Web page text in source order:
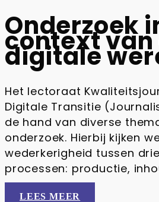
Onderzoek
context van
digitale
Het lectoraat
Digitale Transitie
de hand van diverse
onderzoek. Hierbij kijken
wederkerigheid tussen
processen: productie,
LEES MEER